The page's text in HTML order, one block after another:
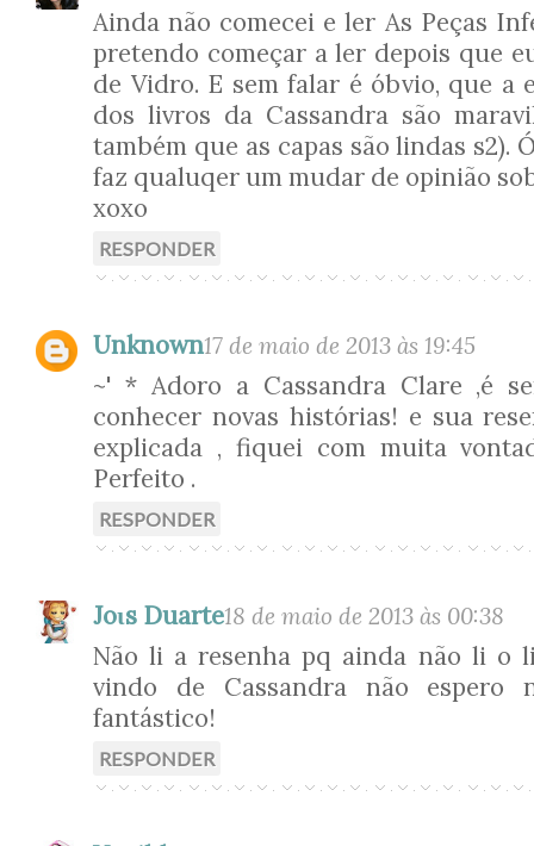
Ainda não comecei e ler As Peças
pretendo começar a ler depois que
de Vidro. E sem falar é óbvio, que a
dos livros da Cassandra são
também que as capas são lindas s2).
faz qualuqer um mudar de opinião
xoxo
RESPONDER
Unknown17 de maio de 2013 às 19:45
~' * Adoro a Cassandra Clare ,é
conhecer novas histórias! e sua
explicada , fiquei com muita
Perfeito .
RESPONDER
Joιѕ Duarte18 de maio de 2013 às 00:38
Não li a resenha pq ainda não li o
vindo de Cassandra não espero
fantástico!
RESPONDER